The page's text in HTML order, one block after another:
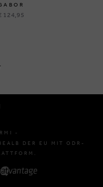
124,95
-
DER EU MIT ODR-